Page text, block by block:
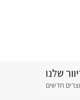
שלנו
חדשים